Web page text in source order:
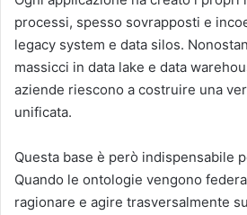
processi, spesso sovrapposti e
legacy system e data silos.
massicci in data lake e data
aziende riescono a costruire una
unificata.
Questa base è però indispensabile
Quando le ontologie vengono
ragionare e agire trasversalmente